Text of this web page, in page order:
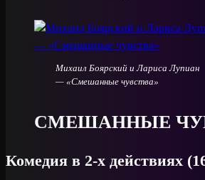
Михаил Боярский и Лариса Лупиан
— «Смешанные чувства»
СМЕШАННЫЕ
Комедия в 2-х действиях